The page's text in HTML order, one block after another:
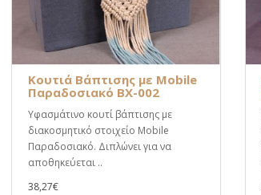
Κουτιά Βάπτισης με Mobile
Παραδοσιακό BX-002
Υφασμάτινο κουτί βάπτισης με
διακοσμητικό στοιχείο Mobile
Παραδοσιακό. Διπλώνει για να
αποθηκεύεται ..
38,27€